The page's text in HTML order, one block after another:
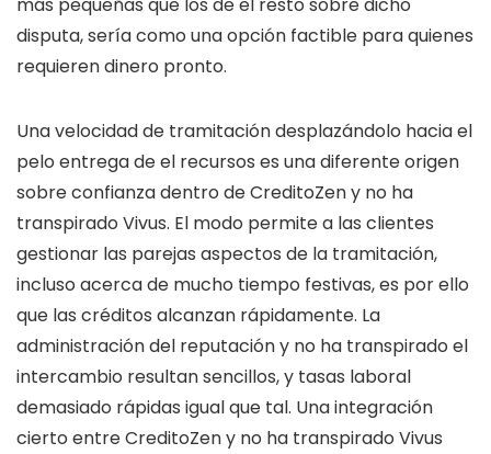
disputa, serí­a como una opción factible para quienes
requieren dinero pronto.
Una velocidad de tramitación desplazándolo hacia el
pelo entrega de el recursos es una diferente origen
sobre confianza dentro de CreditoZen y no ha
transpirado Vivus. El modo permite a las clientes
gestionar las parejas aspectos de la tramitación,
incluso acerca de mucho tiempo festivas, es por ello
que las créditos alcanzan rápidamente. La
administración del reputación y no ha transpirado el
intercambio resultan sencillos, y tasas laboral
demasiado rápidas igual que tal. Una integración
cierto entre CreditoZen y no ha transpirado Vivus